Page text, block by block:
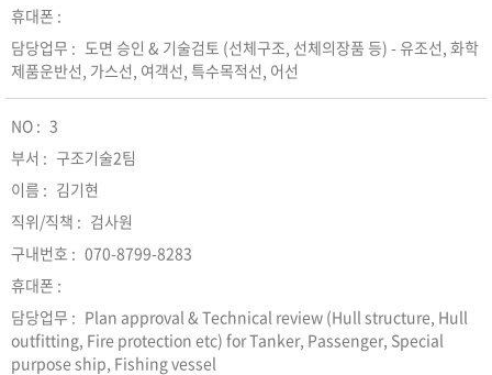
도면 승인 & 기술검토 (선체구조, 선체의장품 등) - 유조선, 화학
제품운반선, 가스선, 여객선, 특수목적선, 어선
3
구조기술2팀
김기현
검사원
070-8799-8283
Plan approval & Technical review (Hull structure, Hull
outfitting, Fire protection etc) for Tanker, Passenger, Special
purpose ship, Fishing vessel